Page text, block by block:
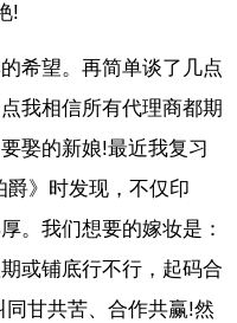
!
希望。再简单谈了几点
我相信所有代理商都期
娶的新娘!最近我复习
》时发现，不仅印
。我们想要的嫁妆是：
或铺底行不行，起码合
甘共苦、合作共赢!然